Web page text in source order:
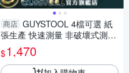
商店 GUYSTOOL 4檔可選 紙
張生產 快速測量 非破壞式測量
水份儀 水份計 MET-DMT916
最小單位0.1% 書寫紙
$1,470